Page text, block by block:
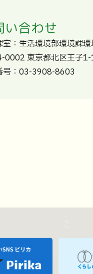
い合わせ
室：生活環境部環境課
0002 東京都北区王子
号：03-3908-8603